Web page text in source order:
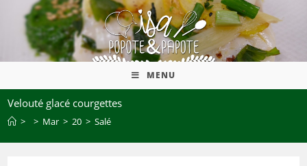
MENU
Velouté glacé courgettes
> > Mar > 20 > Salé